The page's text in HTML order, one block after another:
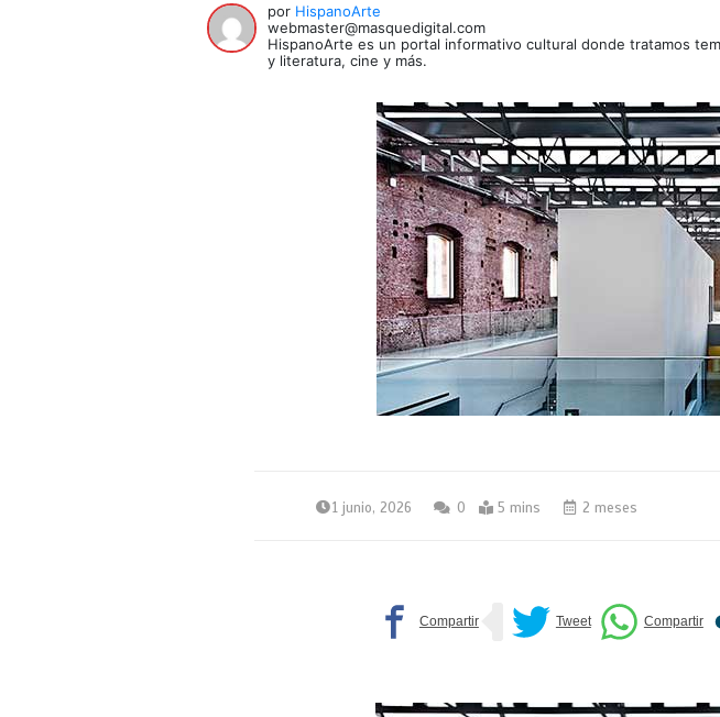
por HispanoArte
webmaster@masquedigital.com
HispanoArte es un portal informativo cultural donde tratamos
y literatura, cine y más.
1 junio, 2026 0 5 mins 2 meses